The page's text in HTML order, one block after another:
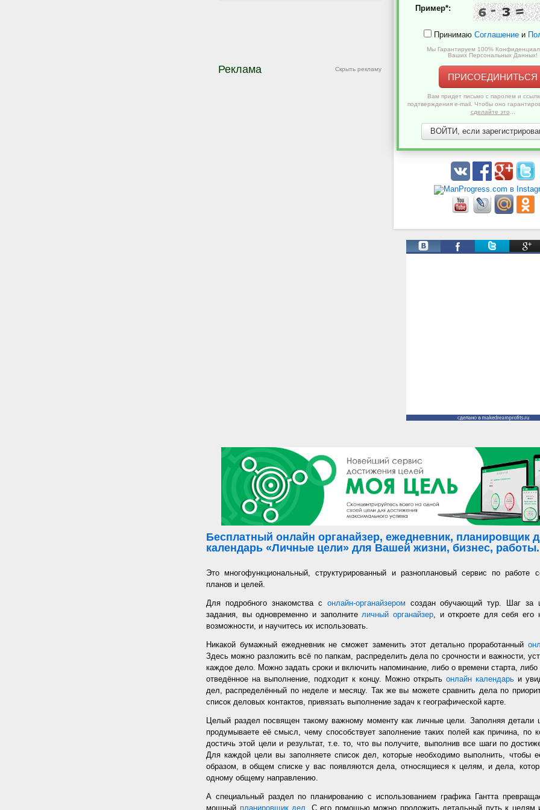
Скрыть рекламу
Реклама
Пример*:
Принимаю Соглашениеи
Мы Гарантируем 100%
Ваших Персональных Данных!
ПРИСОЕДИНИТЬСЯ
Вам придет письмо с паролем и
подтверждения e-mail. Чтобы оно
сделайте это
ВОЙТИ, если
Бесплатный онлайн органайзер, ежедневник, планировщик
календарь «Личные цели» для Вашей жизни, бизнес,
Это многофункциональный, структурированный и разноплановый сервис по работе
планов и целей.
Для подробного знакомства с онлайн-органайзером создан обучающий тур. Шаг за
задания, вы одновременно и заполнителичный органайзер, и откроете для себя его
возможности, и научитесь их использовать.
Никакой бумажный ежедневник не сможет заменить этот детально проработанный
Здесь можно разложить всё по папкам, распределить дела по срочности и важности,
каждое дело. Можно задать сроки и включить напоминание, либо о времени старта,
отведённое на выполнение, подходит к концу. Можно открыть онлайн календарь и
дел, распределённый по неделе и месяцу. Так же вы можете сравнить дела по
список деловых контактов, привязать выполнение задач к географической карте.
Целый раздел посвящен такому важному моменту как личные цели. Заполняя детали
продумываете её смысл, чему способствует заполнение таких полей как причина, по
достичь этой цели и результат, т.е. то, что вы получите, выполнив все шаги по
Для каждой цели вы заполняете список дел, которые необходимо выполнить, чтобы
образом, в общем списке у вас появляются дела, относящиеся к целям, и дела,
одному общему направлению.
А специальный раздел по планированию с использованием графика Гантта
мощный планировщик дел . С его помощью можно проложить детальный путь к целям